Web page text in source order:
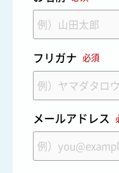
フリガナ 必須
メールアドレス